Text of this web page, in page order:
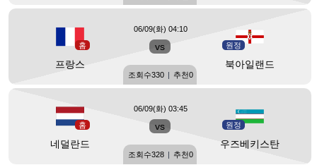
홈
프랑스
vs 원정
북아일랜드
06/09(화) 04:10
조회수330 | 추천0
홈
네덜란드
vs 원정
우즈베키스탄
06/09(화) 03:45
조회수328 | 추천0